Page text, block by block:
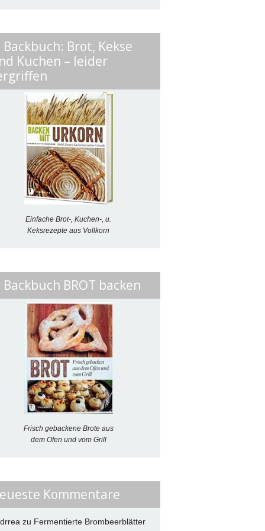
Backbuch: Brot, Kekse
Kuchen – leider
Einfache Brot-, Kuchen-, u.
Keksrezepte aus Vollkorn
Backbuch BROT backen
Frisch gebackene Brote aus
dem Ofen und vom Grill
Kommentare
zu Fermentierte Brombeerblätter